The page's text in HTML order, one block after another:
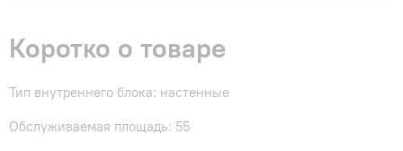
Коротко о товаре
Тип внутреннего блока: настенные
Обслуживаемая площадь: 55